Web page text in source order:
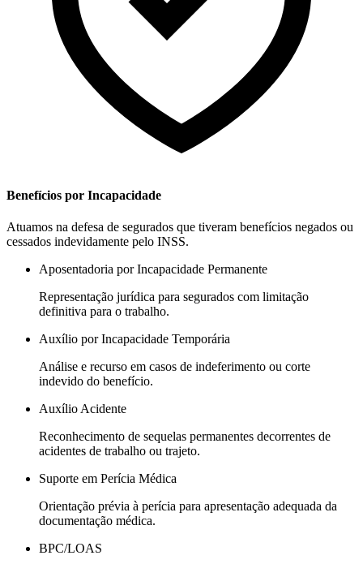
Benefícios por Incapacidade
Atuamos na defesa de segurados que tiveram benefícios negados ou
cessados indevidamente pelo INSS.
Aposentadoria por Incapacidade Permanente
Representação jurídica para segurados com limitação
definitiva para o trabalho.
Auxílio por Incapacidade Temporária
Análise e recurso em casos de indeferimento ou corte
indevido do benefício.
Auxílio Acidente
Reconhecimento de sequelas permanentes decorrentes de
acidentes de trabalho ou trajeto.
Suporte em Perícia Médica
Orientação prévia à perícia para apresentação adequada da
documentação médica.
BPC/LOAS